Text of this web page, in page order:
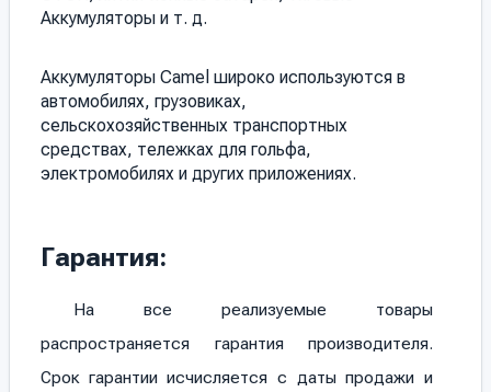
Аккумуляторы и т. д.
Аккумуляторы Camel широко используются в
автомобилях, грузовиках,
сельскохозяйственных транспортных
средствах, тележках для гольфа,
электромобилях и других приложениях.
Гарантия:
На все реализуемые товары
распространяется гарантия производителя.
Срок гарантии исчисляется с даты продажи и